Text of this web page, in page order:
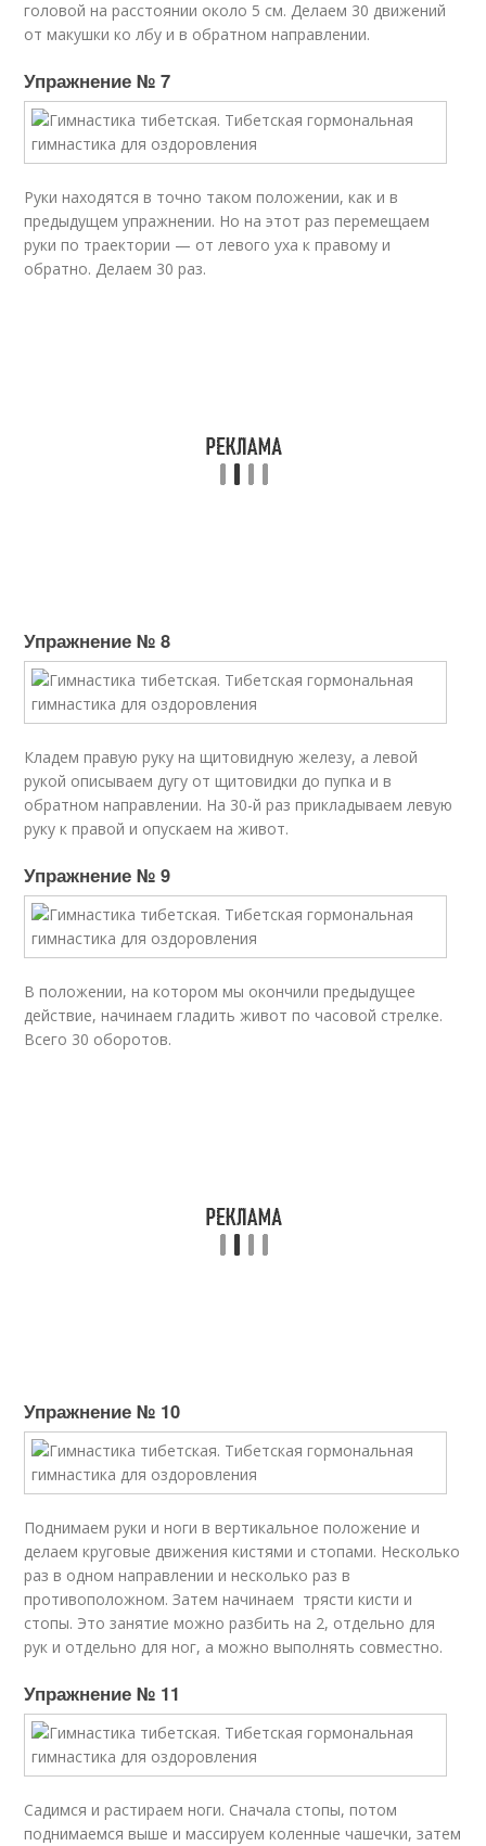
головой на расстоянии около 5 см. Делаем 30 движений
от макушки ко лбу и в обратном направлении.
Упражнение № 7
Руки находятся в точно таком положении, как и в
предыдущем упражнении. Но на этот раз перемещаем
руки по траектории — от левого уха к правому и
обратно. Делаем 30 раз.
Упражнение № 8
Кладем правую руку на щитовидную железу, а левой
рукой описываем дугу от щитовидки до пупка и в
обратном направлении. На 30-й раз прикладываем левую
руку к правой и опускаем на живот.
Упражнение № 9
В положении, на котором мы окончили предыдущее
действие, начинаем гладить живот по часовой стрелке.
Всего 30 оборотов.
Упражнение № 10
Поднимаем руки и ноги в вертикальное положение и
делаем круговые движения кистями и стопами. Несколько
раз в одном направлении и несколько раз в
противоположном. Затем начинаем трясти кисти и
стопы. Это занятие можно разбить на 2, отдельно для
рук и отдельно для ног, а можно выполнять совместно.
Упражнение № 11
Садимся и растираем ноги. Сначала стопы, потом
поднимаемся выше и массируем коленные чашечки, затем